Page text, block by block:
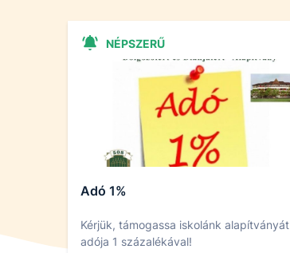
NÉPSZERŰ
Adó 1%
Kérjük, támogassa iskolánk alapítványát
adója 1 százalékával!